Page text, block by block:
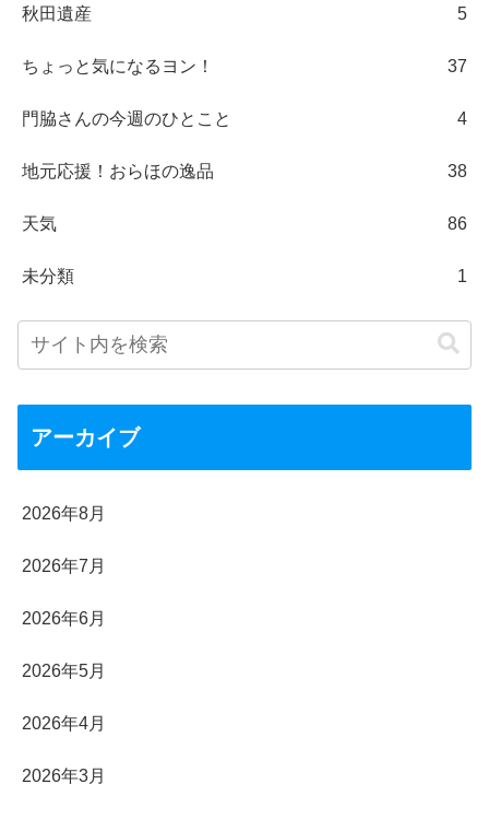
秋田遺産 5
ちょっと気になるヨン！ 37
門脇さんの今週のひとこと 4
地元応援！おらほの逸品 38
天気 86
未分類 1
アーカイブ
2026年8月
2026年7月
2026年6月
2026年5月
2026年4月
2026年3月